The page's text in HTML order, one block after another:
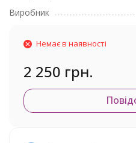
Виробник
Немає в наявності
2 250 грн.